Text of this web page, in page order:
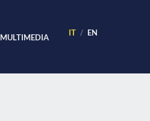
MULTIMEDIA IT EN